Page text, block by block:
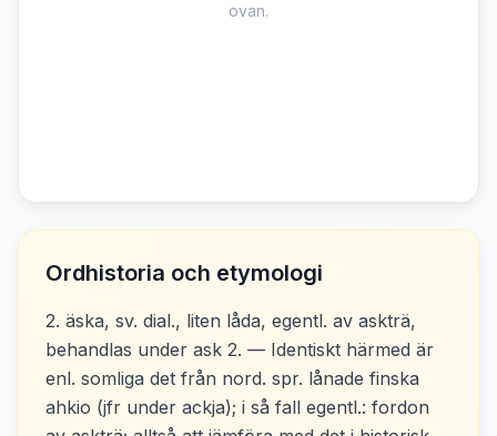
ovan.
Ordhistoria och etymologi
2. äska, sv. dial., liten låda, egentl. av askträ,
behandlas under ask 2. — Identiskt härmed är
enl. somliga det från nord. spr. lånade finska
ahkio (jfr under ackja); i så fall egentl.: fordon